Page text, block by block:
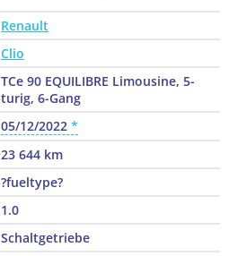
Renault
Clio
TCe 90 EQUILIBRE Limousine, 5-
turig, 6-Gang
05/12/2022
23 644 km
?fueltype?
1.0
Schaltgetriebe